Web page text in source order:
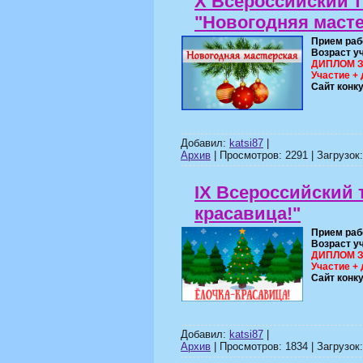
"Новогодняя
Прием
Возраст
ДИПЛОМ
Участие +
Сайт
Добавил: katsi87
Архив | Просмотров: 2291 |
IX Всероссийский
красавица!"
Прием
Возраст
ДИПЛОМ
Участие +
Сайт
Добавил: katsi87
Архив | Просмотров: 1834 |